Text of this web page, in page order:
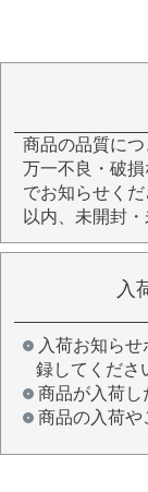
商品の品質につ
万一不良・破
でお知らせく
以内、未開封
入
入荷お知ら
録してくださ
商品が入荷し
商品の入荷や